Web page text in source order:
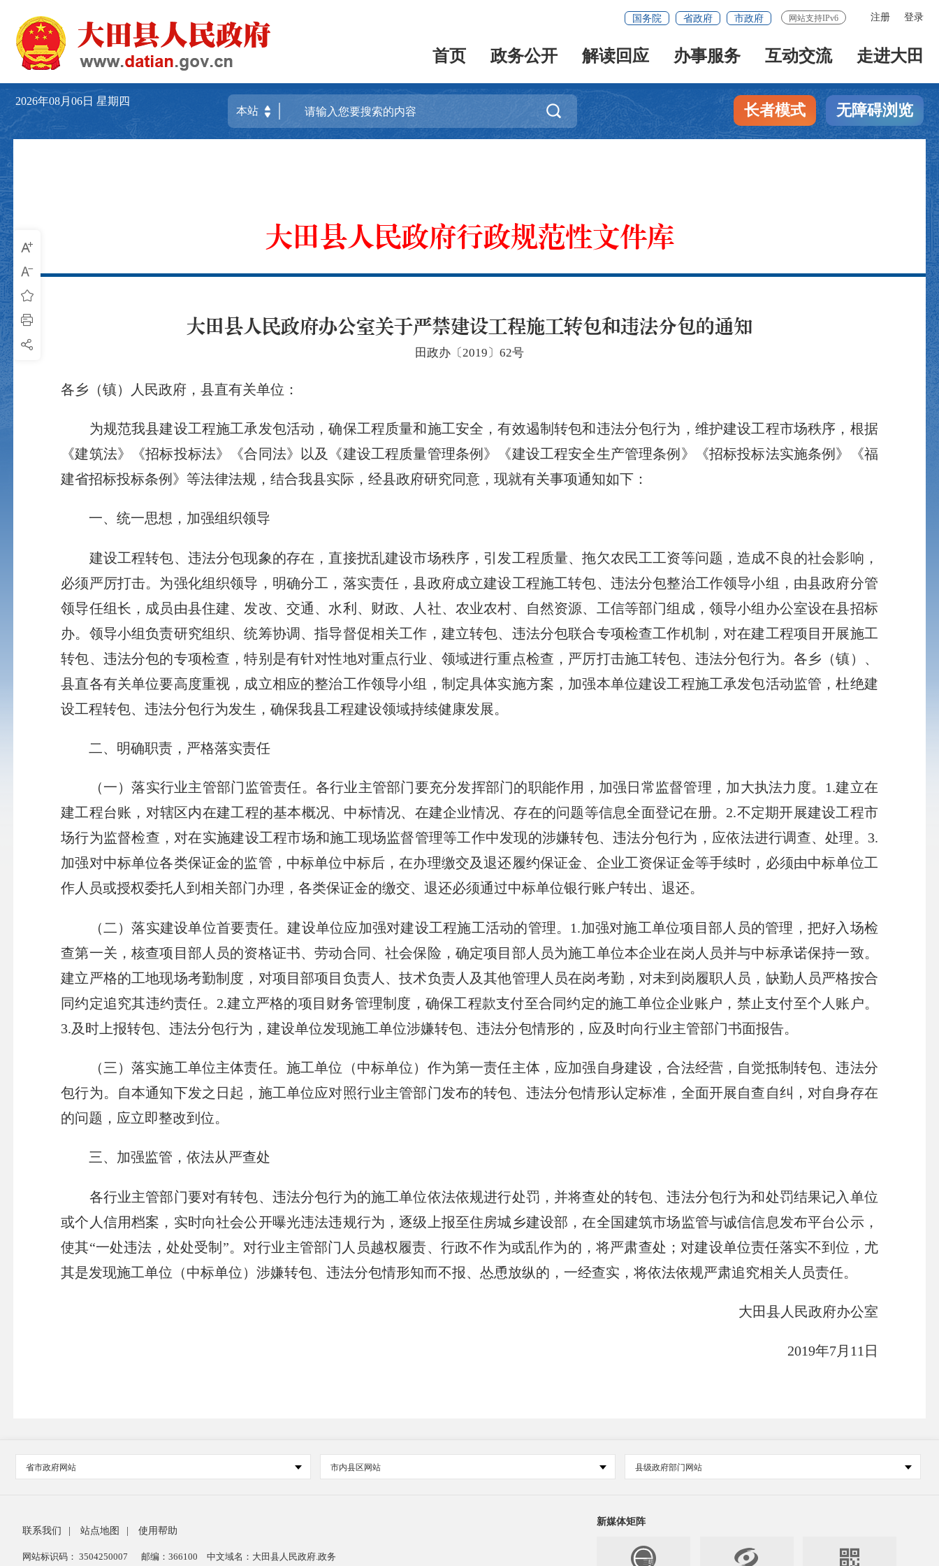
注册 登录
国务院 省政府 市政府 网站支持IPv6
首页 政务公开 解读回应 办事服务 互动交流 走进大田
2026年08月06日 星期四
 长者模式 无障碍浏览
大田县人民政府行政规范性文件库
大田县人民政府办公室关于严禁建设工程施工转包和违法分包的通知
田政办〔2019〕62号
各乡（镇）人民政府，县直有关单位：
为规范我县建设工程施工承发包活动，确保工程质量和施工安全，有效遏制转包和违法分包行为，维护建设工程市场秩序，根据
《建筑法》《招标投标法》《合同法》以及《建设工程质量管理条例》《建设工程安全生产管理条例》《招标投标法实施条例》《福
建省招标投标条例》等法律法规，结合我县实际，经县政府研究同意，现就有关事项通知如下：
一、统一思想，加强组织领导
建设工程转包、违法分包现象的存在，直接扰乱建设市场秩序，引发工程质量、拖欠农民工工资等问题，造成不良的社会影响，
必须严厉打击。为强化组织领导，明确分工，落实责任，县政府成立建设工程施工转包、违法分包整治工作领导小组，由县政府分管
领导任组长，成员由县住建、发改、交通、水利、财政、人社、农业农村、自然资源、工信等部门组成，领导小组办公室设在县招标
办。领导小组负责研究组织、统筹协调、指导督促相关工作，建立转包、违法分包联合专项检查工作机制，对在建工程项目开展施工
转包、违法分包的专项检查，特别是有针对性地对重点行业、领域进行重点检查，严厉打击施工转包、违法分包行为。各乡（镇）、
县直各有关单位要高度重视，成立相应的整治工作领导小组，制定具体实施方案，加强本单位建设工程施工承发包活动监管，杜绝建
设工程转包、违法分包行为发生，确保我县工程建设领域持续健康发展。
二、明确职责，严格落实责任
（一）落实行业主管部门监管责任。各行业主管部门要充分发挥部门的职能作用，加强日常监督管理，加大执法力度。1.建立在
建工程台账，对辖区内在建工程的基本概况、中标情况、在建企业情况、存在的问题等信息全面登记在册。2.不定期开展建设工程市
场行为监督检查，对在实施建设工程市场和施工现场监督管理等工作中发现的涉嫌转包、违法分包行为，应依法进行调查、处理。3.
加强对中标单位各类保证金的监管，中标单位中标后，在办理缴交及退还履约保证金、企业工资保证金等手续时，必须由中标单位工
作人员或授权委托人到相关部门办理，各类保证金的缴交、退还必须通过中标单位银行账户转出、退还。
（二）落实建设单位首要责任。建设单位应加强对建设工程施工活动的管理。1.加强对施工单位项目部人员的管理，把好入场检
查第一关，核查项目部人员的资格证书、劳动合同、社会保险，确定项目部人员为施工单位本企业在岗人员并与中标承诺保持一致。
建立严格的工地现场考勤制度，对项目部项目负责人、技术负责人及其他管理人员在岗考勤，对未到岗履职人员，缺勤人员严格按合
同约定追究其违约责任。2.建立严格的项目财务管理制度，确保工程款支付至合同约定的施工单位企业账户，禁止支付至个人账户。
3.及时上报转包、违法分包行为，建设单位发现施工单位涉嫌转包、违法分包情形的，应及时向行业主管部门书面报告。
（三）落实施工单位主体责任。施工单位（中标单位）作为第一责任主体，应加强自身建设，合法经营，自觉抵制转包、违法分
包行为。自本通知下发之日起，施工单位应对照行业主管部门发布的转包、违法分包情形认定标准，全面开展自查自纠，对自身存在
的问题，应立即整改到位。
三、加强监管，依法从严查处
各行业主管部门要对有转包、违法分包行为的施工单位依法依规进行处罚，并将查处的转包、违法分包行为和处罚结果记入单位
或个人信用档案，实时向社会公开曝光违法违规行为，逐级上报至住房城乡建设部，在全国建筑市场监管与诚信信息发布平台公示，
使其“一处违法，处处受制”。对行业主管部门人员越权履责、行政不作为或乱作为的，将严肃查处；对建设单位责任落实不到位，尤
其是发现施工单位（中标单位）涉嫌转包、违法分包情形知而不报、怂恿放纵的，一经查实，将依法依规严肃追究相关人员责任。
大田县人民政府办公室
2019年7月11日
省市政府网站 市内县区网站 县级政府部门网站
联系我们 站点地图 使用帮助
网站标识码： 3504250007 邮编：366100 中文域名：大田县人民政府.政务
新媒体矩阵
 